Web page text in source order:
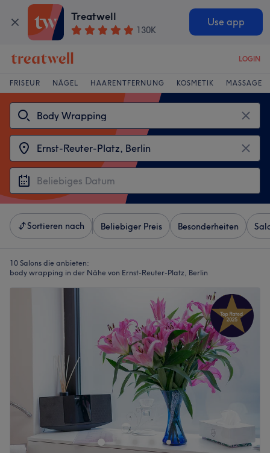
Treatwell
130K
Use app
LOGIN
FRISEUR NÄGEL HAARENTFERNUNG KOSMETIK MASSAGE
Sortieren nach Beliebiger Preis Besonderheiten
10 Salons die anbieten:
body wrapping in der Nähe von Ernst-Reuter-Platz, Berlin